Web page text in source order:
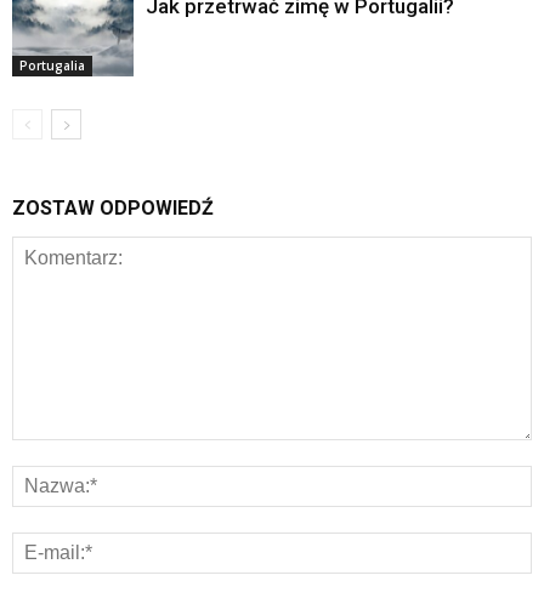
Portugalia
Jak przetrwać zimę w Portugalii?
ZOSTAW ODPOWIEDŹ